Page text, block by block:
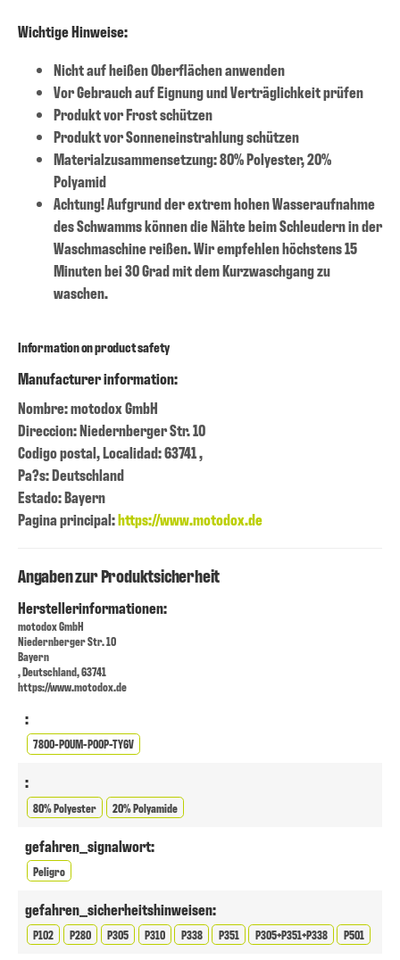
Wichtige Hinweise:
Nicht auf heißen Oberflächen anwenden
Vor Gebrauch auf Eignung und Verträglichkeit prüfen
Produkt vor Frost schützen
Produkt vor Sonneneinstrahlung schützen
Materialzusammensetzung: 80% Polyester, 20%
Polyamid
Achtung! Aufgrund der extrem hohen Wasseraufnahme
des Schwamms können die Nähte beim Schleudern in der
Waschmaschine reißen. Wir empfehlen höchstens 15
Minuten bei 30 Grad mit dem Kurzwaschgang zu
waschen.
Information on product safety
Manufacturer information:
Nombre: motodox GmbH
Direccion: Niedernberger Str. 10
Codigo postal, Localidad: 63741 ,
Pa?s: Deutschland
Estado: Bayern
Pagina principal:https://www.motodox.de
Angaben zur Produktsicherheit
Herstellerinformationen:
motodox GmbH
Niedernberger Str. 10
Bayern
, Deutschland, 63741
https://www.motodox.de
:
7800-P0UM-P00P-TY6V
:
80% Polyester 20% Polyamide
gefahren_signalwort:
Peligro
gefahren_sicherheitshinweisen:
P102 P280 P305 P310 P338 P351 P305+P351+P338 P501